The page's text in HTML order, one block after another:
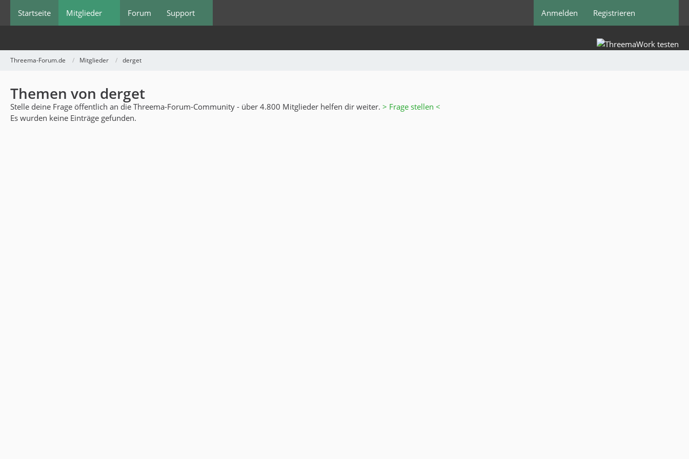
Startseite Mitglieder Forum Support Anmelden Registrieren
Threema-Forum.de Mitglieder derget
Themen von derget
Stelle deine Frage öffentlich an die Threema-Forum-Community - über 4.800 Mitglieder helfen dir weiter. > Frage stellen <
Es wurden keine Einträge gefunden.